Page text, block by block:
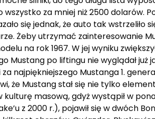
za mniej niż 2500 dolarów.
się jednak, że auto tak
Żeby utrzymać zainteresowanie
na rok 1967. W jej wyniku
Mustang po liftingu nie wyglądał już
najpiękniejszego Mustanga 1.
że Mustang stał się nie tylko
masową, gdyż wystąpił w
z 2000 r.), pojawił się w dwóch